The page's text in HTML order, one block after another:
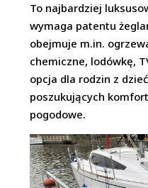
To najbardziej
wymaga patentu
obejmuje m.in.
chemiczne, lodówkę,
opcja dla rodzin z
poszukujących
pogodowe.